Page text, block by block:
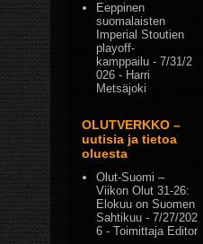
Eeppinen
suomalaisten
Imperial Stoutien
playoff-
kamppailu - 7/31/2
026 - Harri
Metsäjoki
OLUTVERKKO –
uutisia ja tietoa
oluesta
Olut-Suomi –
Viikon Olut 31-26:
Elokuu on Suomen
Sahtikuu - 7/27/202
6 - Toimittaja Editor